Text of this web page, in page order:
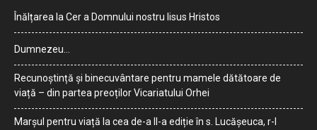
Înălțarea la Cer a Domnului nostru Iisus Hristos
Dumnezeu…
Recunoștință și binecuvântare pentru mamele dătătoare de
viață – din partea preoților Vicariatului Orhei
Marșul pentru viață la cea de-a II-a ediție în s. Lucășeuca, r-l